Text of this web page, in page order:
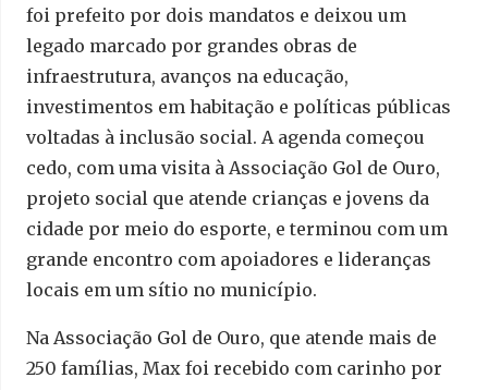
foi prefeito por dois mandatos e deixou um
legado marcado por grandes obras de
infraestrutura, avanços na educação,
investimentos em habitação e políticas públicas
voltadas à inclusão social. A agenda começou
cedo, com uma visita à Associação Gol de Ouro,
projeto social que atende crianças e jovens da
cidade por meio do esporte, e terminou com um
grande encontro com apoiadores e lideranças
locais em um sítio no município.
Na Associação Gol de Ouro, que atende mais de
250 famílias, Max foi recebido com carinho por